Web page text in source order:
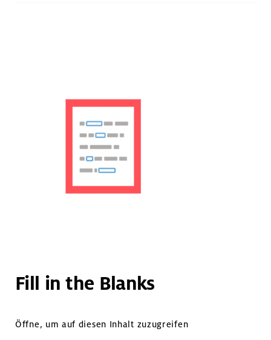
Fill in the Blanks
Öffne, um auf diesen Inhalt zuzugreifen